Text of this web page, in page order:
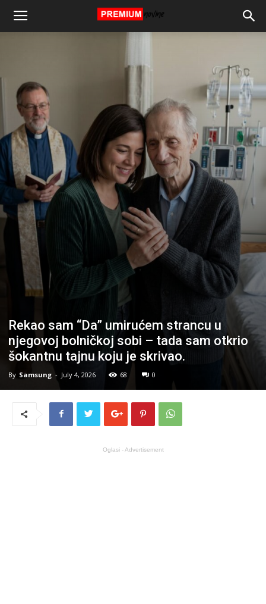
Rekao sam “Da” umirućem strancu u
njegovoj bolničkoj sobi – tada sam otkrio
šokantnu tajnu koju je skrivao.
By Samsung - July 4, 2026 68 0
Oglasi - Advertisement